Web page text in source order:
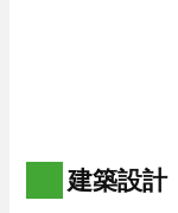
建築設計